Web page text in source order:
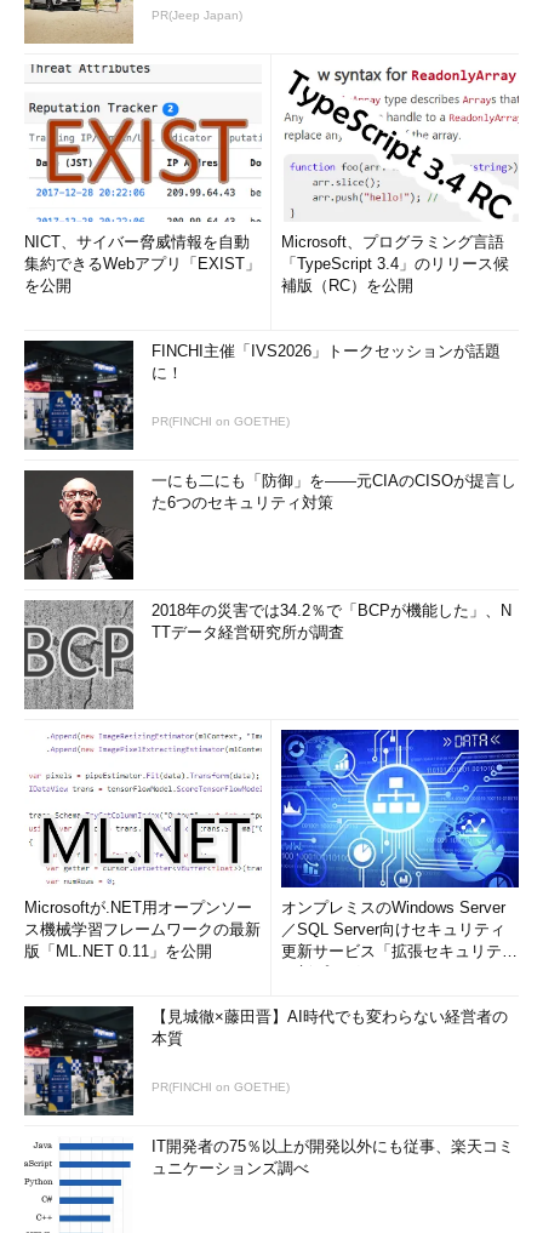
PR(Jeep Japan)
NICT、サイバー脅威情報を自動
集約できるWebアプリ「EXIST」
を公開
Microsoft、プログラミング言語
「TypeScript 3.4」のリリース候
補版（RC）を公開
FINCHI主催「IVS2026」トークセッションが話題
に！
PR(FINCHI on GOETHE)
一にも二にも「防御」を――元CIAのCISOが提言し
た6つのセキュリティ対策
2018年の災害では34.2％で「BCPが機能した」、N
TTデータ経営研究所が調査
Microsoftが.NET用オープンソー
ス機械学習フレームワークの最新
版「ML.NET 0.11」を公開
オンプレミスのWindows Server
／SQL Server向けセキュリティ
更新サービス「拡張セキュリティ
【見城徹×藤田晋】AI時代でも変わらない経営者の
本質
PR(FINCHI on GOETHE)
IT開発者の75％以上が開発以外にも従事、楽天コミ
ュニケーションズ調べ